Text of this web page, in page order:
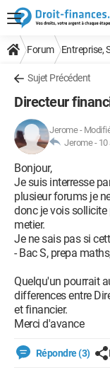
Forum Entreprise,
Sujet Précédent
Directeur
Jerome-
Jerome - 10
Bonjour,
Je suis interresse
plusieur forums je
donc je vois
metier.
Je ne sais pas si
- Bac S, prepa
Quelqu'un pourrait
differences entre
et financier.
Merci d'avance
Répondre (3)